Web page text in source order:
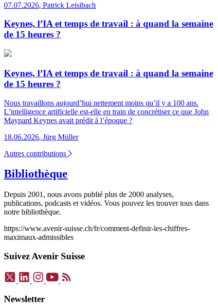
07.07.2026, Patrick Leisibach
Keynes, l’IA et temps de travail : à quand la semaine
de 15 heures ?
Keynes, l’IA et temps de travail : à quand la semaine
de 15 heures ?
Nous travaillons aujourd’hui nettement moins qu’il y a 100 ans.
L’intelligence artificielle est-elle en train de concrétiser ce que John
Maynard Keynes avait prédit à l’époque ?
18.06.2026, Jürg Müller
Autres contributions
Bibliothèque
Depuis 2001, nous avons publié plus de 2000 analyses,
publications, podcasts et vidéos. Vous pouvez les trouver tous dans
notre bibliothèque.
https://www.avenir-suisse.ch/fr/comment-definir-les-chiffres-
maximaux-admissibles
Suivez Avenir Suisse
Newsletter